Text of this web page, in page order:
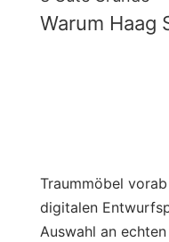
Warum Haag
Traummöbel
digitalen
Auswahl an